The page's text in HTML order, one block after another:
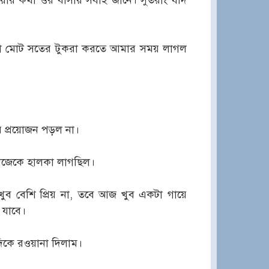
মোট সতের টুকরা করতে আমার সময় লাগল
প্রয়োজন পড়ল না।
হালকা লাগছিল।
বেশি প্রিয় না, তবে আজ খুব একটা গায়ে
রওয়ানা দিলাম।